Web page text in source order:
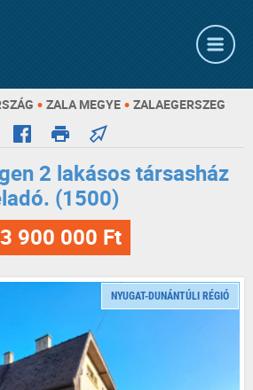
• ZALA MEGYE • ZALAEGERSZEG
2 lakásos társasház
(1500)
900 000 Ft
NYUGAT-DUNÁNTÚLI RÉGIÓ